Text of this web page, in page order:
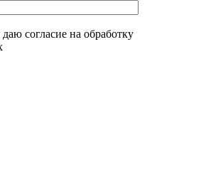
согласие на обработку